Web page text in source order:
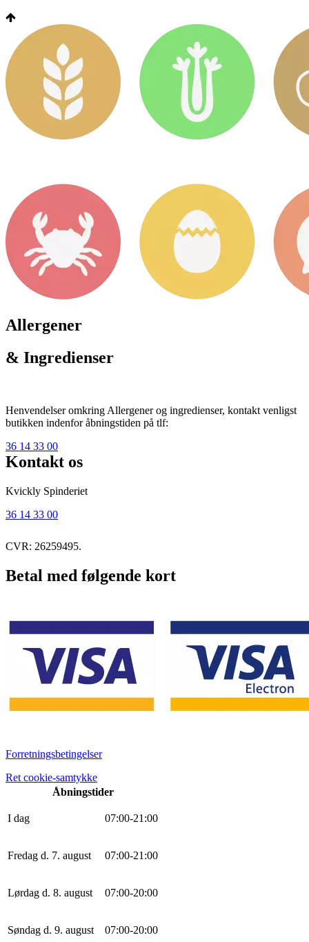
Allergener
& Ingredienser
Henvendelser omkring Allergener og ingredienser, kontakt venligst
butikken indenfor åbningstiden på tlf:
36 14 33 00
Kontakt os
Kvickly Spinderiet
36 14 33 00
CVR: 26259495.
Betal med følgende kort
Forretningsbetingelser
Ret cookie-samtykke
Åbningstider
I dag 07:00-21 :00
Fredag d. 7. august 07:00-21 :00
Lørdag d. 8. august 07:00-20:00
Søndag d. 9. august 07:00-20:00